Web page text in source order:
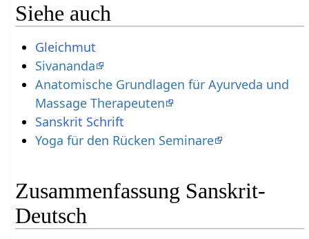
Siehe auch
Gleichmut
Sivananda
Anatomische Grundlagen für Ayurveda und
Massage Therapeuten
Yoga für den Rücken Seminare
Zusammenfassung Sanskrit-
Deutsch